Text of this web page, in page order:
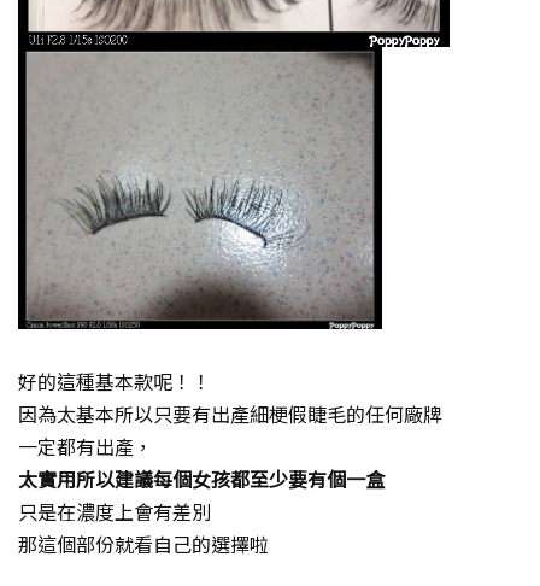
好的這種基本款呢！！
因為太基本所以只要有出產細梗假睫毛的任何廠牌
一定都有出產，
太實用所以建議每個女孩都至少要有個一盒
只是在濃度上會有差別
那這個部份就看自己的選擇啦